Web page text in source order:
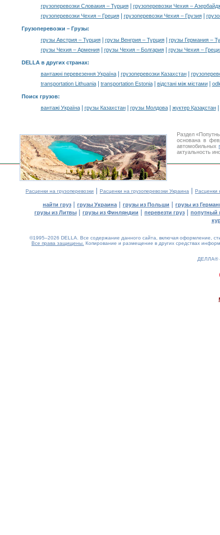
грузоперевозки Словакия – Турция|
грузоперевозки Чехия –
грузоперевозки Чехия – Греция| грузоперевозки Чехия – Грузия|
Грузоперевозки – Грузы:
грузы Австрия – Турция| грузы Венгрия – Турция|
грузы Германия –
грузы Чехия – Армения| грузы Чехия – Болгария| грузы Чехия –
DELLA в других странах:
вантажні перевезення Україна| грузоперевозки Казахстан|
transportation Lithuania| transportation Estonia| відстані між містами|
Поиск грузов:
вантажі Україна| грузы Казахстан| грузы Молдова| жүктер Қазақстан|
Раздел
основана в
автомобильных
актуальность
Расценки на грузоперевозки | Расценки на грузоперевозки Украина | Расценки
найти груз | грузы Украина | грузы из Польши | грузы из
грузы из Литвы | грузы из Финляндии | перевезти груз | попутный
©1995–2026 DELLA. Все содержание данного сайта, включая оформление,
Все права защищены. Копирование и размещение в других средствах